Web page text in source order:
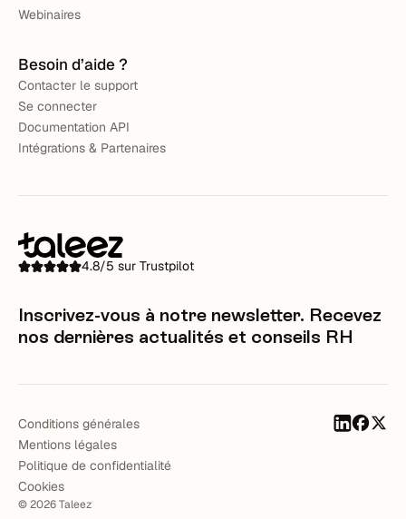
Webinaires
Besoin d’aide ?
Contacter le support
Se connecter
Documentation API
Intégrations & Partenaires
4.8/5 sur Trustpilot
Inscrivez-vous à notre newsletter. Recevez
nos dernières actualités et conseils RH
©2026Taleez
Conditions générales
Mentions légales
Politique de confidentialité
Cookies